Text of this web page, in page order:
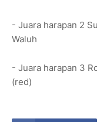
- Juara harapan 2
Waluh
- Juara harapan 3
(red)